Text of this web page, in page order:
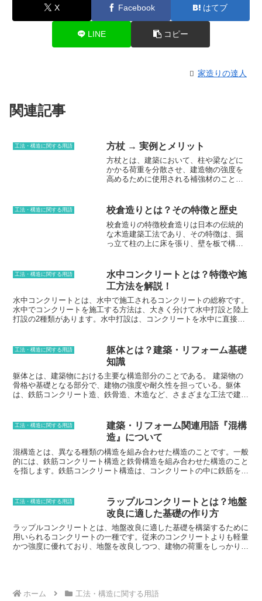
X Facebook はてブ
LINE コピー
家造りの達人
関連記事
工法・構造に関する用語 方杖 → 実例とメリット
方杖とは、建築において、柱や梁などに
かかる荷重を分散させ、建造物の強度を
高めるために使用される補強材のことで
受け止めます。方杖は、荷重がかかる部
分の強度を補強するだけでなく、建造物
のバランスを整える役割も果たします。
また、柱や梁の接合部を固定すること
で、建造物の地震や風などの外力に対す
築物など、様々な建築物に使用されてい
ます。木造建築では、方杖は柱と梁の間
に設置され、荷重を分散させます。鉄筋
コンクリート造の建築物では、方杖は梁
と梁の間に設置され、梁にかかる荷重を
分散させます。方杖は、建築物の強度を
工法・構造に関する用語 校倉造りとは？その特徴と歴史
校倉造りの特徴校倉造りは日本の伝統的
な木造建築工法であり、その特徴は、掘
っ立て柱の上に床を張り、壁を板で構成
風を防ぐことができます。また、校倉造
りは耐久性にも優れており、何百年もの
間、その姿を保つことができます。校倉
造りのもう一つの特徴は、その構造がシ
ンプルであることです。そのため、簡単
に解体することができるため、移動や再
す。校倉造りは、日本の各地に見ること
ができる。中でも、奈良県の法隆寺や京
都府の清水寺は、校倉造りの代表的な建
物です。これらの建物は、長年の人々の
生活を支えてきた歴史的建造物であり、
現在も多くの観光客が訪れる名所となっ
工法・構造に関する用語
水中コンクリートとは？特徴や施
工方法を解説！
水中コンクリートとは、水中で施工されるコンクリートの総称です。
水中でコンクリートを施工する方法は、大きく分けて水中打設と陸上
打設の2種類があります。水中打設は、コンクリートを水中に直接打
湾やダム、橋脚など、水中に構造物を作る際に使用されます。水中コ
ンクリートの特徴は、水中での強度や耐久性が高いことです。これ
は、コンクリートに含まれるセメントが水と混ざると、水和反応を起
こして硬化するためです。水和反応は、水温が低いほど遅く、水温が
高いほど速くなります。そのため、水中コンクリートは、水温が低い
環境で施工されることが多いです。また、水中コンクリートは、水中
工法・構造に関する用語
躯体とは？建築・リフォーム基礎
知識
躯体とは、建築物における主要な構造部分のことである。 建築物の
骨格や基礎となる部分で、建物の強度や耐久性を担っている。躯体
は、鉄筋コンクリート造、鉄骨造、木造など、さまざまな工法で建設
大きさ、用途、立地などによって異なる。また、躯体の施工は、専門
の技術者によって行われる必要がある。躯体は、建物の長寿命化や耐
震性にも大きく影響を与える。そのため、躯体の設計や施工は、丁寧
に、また、慎重に行うことが重要である。
工法・構造に関する用語
建築・リフォーム関連用語『混構
造』について
混構造とは、異なる種類の構造を組み合わせた構造のことです。一般
的には、鉄筋コンクリート構造と鉄骨構造を組み合わせた構造のこと
を指します。鉄筋コンクリート構造は、コンクリートの中に鉄筋を配
の長所を活かすことができ、耐震性や耐火性に優れた構造を実現する
ことができます。混構造は、様々な建物に使用されています。例え
ば、マンションやオフィスビル、ホテルや病院などです。特に、耐震
性が求められる建物には、混構造が採用されることが多いです。混構
造は、異なる種類の構造を組み合わせているため、設計や施工が複雑
になります。しかし、耐震性や耐火性に優れた構造を実現することが
工法・構造に関する用語
ラップルコンクリートとは？地盤
改良に適した基礎の作り方
ラップルコンクリートとは、地盤改良に適した基礎を構築するために
用いられるコンクリートの一種です。従来のコンクリートよりも軽量
かつ強度に優れており、地盤を改良しつつ、建物の荷重をしっかりと
ンクリートは、地盤改良が必要な場所で使用されることが多いです。
ホーム 工法・構造に関する用語